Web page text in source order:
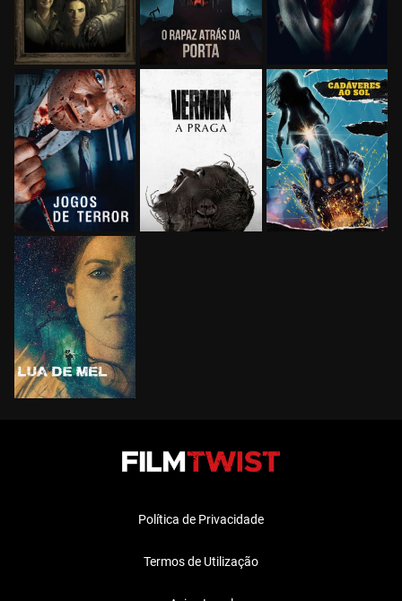
Política de Privacidade
Termos de Utilização